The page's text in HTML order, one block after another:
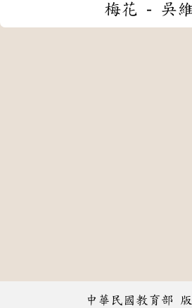
梅花 - 吳
中華民國教育部